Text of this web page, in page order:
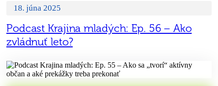
18. júna 2025
Podcast Krajina mladých: Ep. 56 – Ako
zvládnuť leto?